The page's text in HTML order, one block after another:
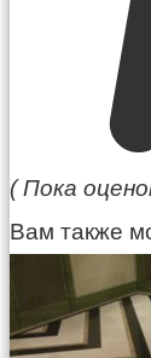
( Пока
Вам также